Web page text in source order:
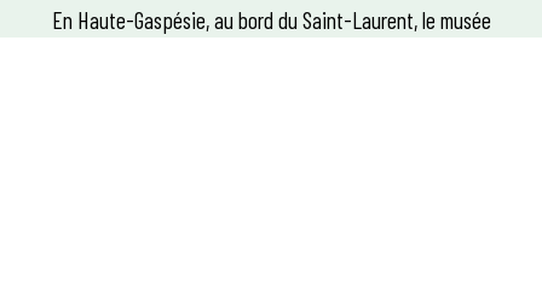
En Haute-Gaspésie, au bord du Saint-Laurent, le musée